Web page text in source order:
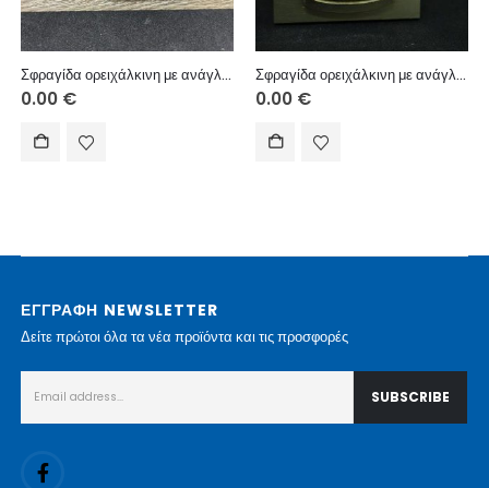
Σφραγίδα ορειχάλκινη με ανάγλυφη χάραξη για αποτύπωμα/πυρογραφία με θέρμανση.
0.00 €
Σφραγίδα ορειχάλκινη με ανάγλυφη χάραξη για αποτύπωμα/πυρογραφία με θέρμανση.
0.00 €
ΕΓΓΡΑΦΗ NEWSLETTER
Δείτε πρώτοι όλα τα νέα προϊόντα και τις προσφορές